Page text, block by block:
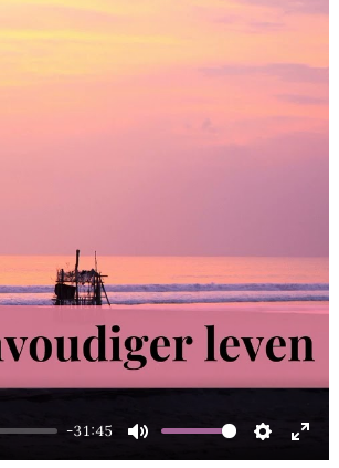
-31:45
Mute Settings
Enter